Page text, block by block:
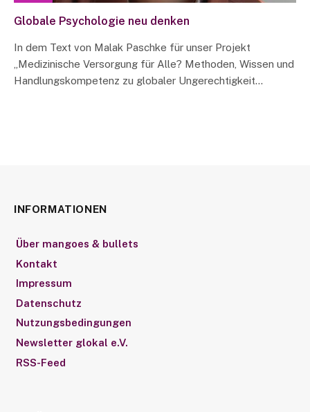
Globale Psychologie neu denken
In dem Text von Malak Paschke für unser Projekt
„Medizinische Versorgung für Alle? Methoden, Wissen und
Handlungskompetenz zu globaler Ungerechtigkeit…
INFORMATIONEN
Über mangoes & bullets
Kontakt
Impressum
Datenschutz
Nutzungsbedingungen
Newsletter glokal e.V.
RSS-Feed